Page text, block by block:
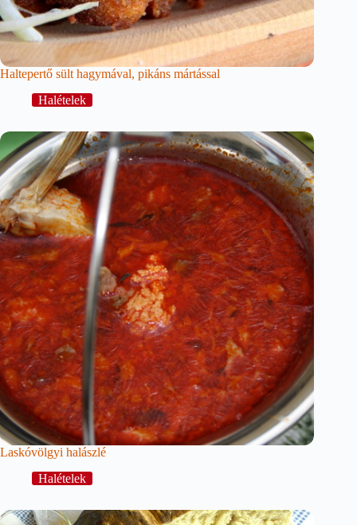
Haltepertő sült hagymával, pikáns mártással
Halételek
Laskóvölgyi halászlé
Halételek